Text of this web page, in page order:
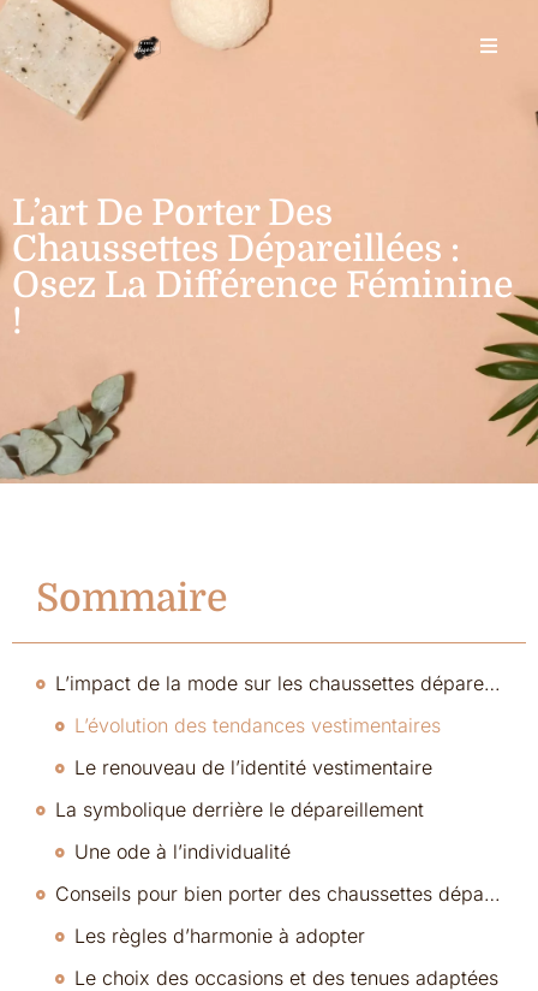
L’art De Porter Des
Chaussettes Dépareillées :
Osez La Différence Féminine
!
Sommaire
L’impact de la mode sur les chaussettes dépareillées
L’évolution des tendances vestimentaires
Le renouveau de l’identité vestimentaire
La symbolique derrière le dépareillement
Une ode à l’individualité
Conseils pour bien porter des chaussettes dépareillées
Les règles d’harmonie à adopter
Le choix des occasions et des tenues adaptées